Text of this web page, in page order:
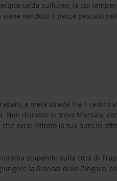
calda sulfurea, la cui
venduto il pesce pescato
a metà strada tra il centro
Non distante si trova Marsala,
avrai ritirato la tua auto in
stupendo sulla città di
la Riserva dello Zingaro,